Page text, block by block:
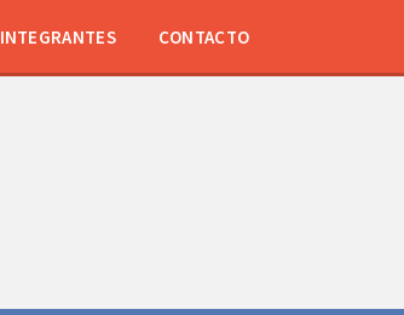
INTEGRANTES CONTACTO